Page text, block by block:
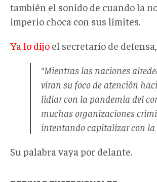
también el sonido de cuando la
imperio choca con sus límites.
Ya lo dijo el secretario de
“Mientras las naciones
viran su foco de atención
lidiar con la pandemia del
muchas organizaciones
intentando capitalizar con la
Su palabra vaya por delante.